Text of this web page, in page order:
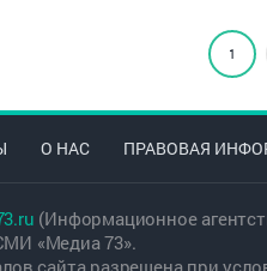
1
О НАС ПРАВОВАЯ
(Информационное
«Медиа 73».
сайта разрешена при